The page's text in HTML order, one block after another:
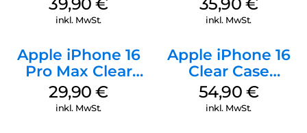
inkl. MwSt.
Transparent
inkl. MwSt.
Apple iPhone 16
Pro Max Clear
Case MagSafe
Transparent
29,90€
inkl. MwSt.
Apple iPhone 16
Clear Case
MagSafe
Transparent
54,90 €
inkl. MwSt.